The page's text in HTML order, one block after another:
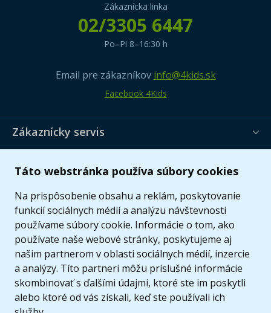
Táto webstránka používa súbory cookies
Na prispôsobenie obsahu a reklám, poskytovanie
funkcií sociálnych médií a analýzu návštevnosti
používame súbory cookie. Informácie o tom, ako
používate naše webové stránky, poskytujeme aj
našim partnerom v oblasti sociálnych médií, inzercie
a analýzy. Títo partneri môžu príslušné informácie
skombinovať s ďalšími údajmi, ktoré ste im poskytli
alebo ktoré od vás získali, keď ste používali ich
Zákaznícka linka
02/3305 6447
Po–Pi 8–16:30 h
Email pre zákazníkov info@4kids.sk
Facebook 4Kids
Zákaznícky servis